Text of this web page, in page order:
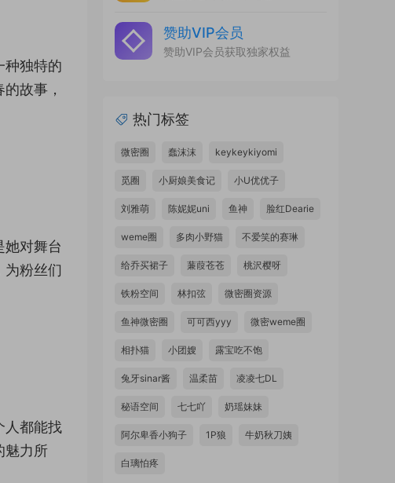
种独特的
故事，
她对舞台
为粉丝们
人都能找
魅力所
赞助VIP会员
赞助VIP会员获取独家权益
热门标签
微密圈 蠢沫沫 keykeykiyomi
觅圈 小厨娘美食记 小U优优子
刘雅萌 陈妮妮uni 鱼神 脸红Dearie
weme圈 多肉小野猫 不爱笑的赛琳
给乔买裙子 蒹葭苍苍 桃沢樱呀
铁粉空间 林扣弦 微密圈资源
鱼神微密圈 可可西yyy 微密weme圈
相扑猫 小团嫂 露宝吃不饱
兔牙sinar酱 温柔苗 凌凌七DL
秘语空间 七七吖 奶瑶妹妹
阿尔卑香小狗子 1P狼 牛奶秋刀姨
白璃怕疼